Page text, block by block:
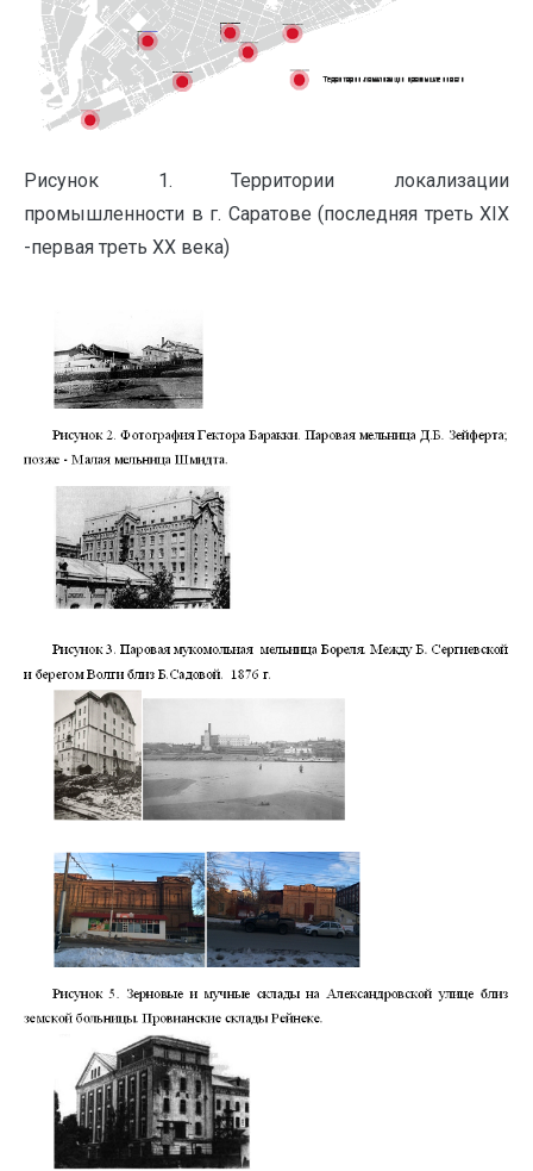
Рисунок 1. Территории локализации
промышленности в г. Саратове (последняя треть XIX
-первая треть XX века)